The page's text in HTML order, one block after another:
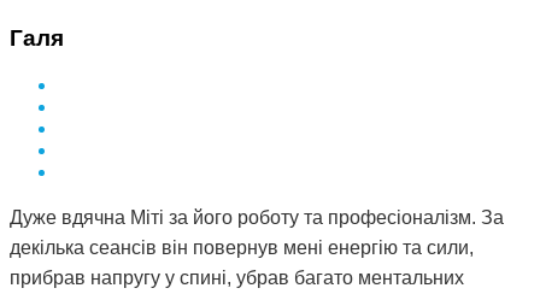
Галя
Дуже вдячна Міті за його роботу та професіоналізм. За
декілька сеансів він повернув мені енергію та сили,
прибрав напругу у спині, убрав багато ментальних